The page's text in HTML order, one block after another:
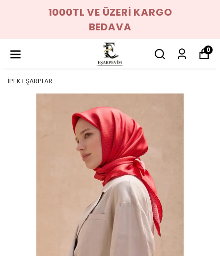
1000TL VE ÜZERİ KARGO
BEDAVA
0
İPEK EŞARPLAR